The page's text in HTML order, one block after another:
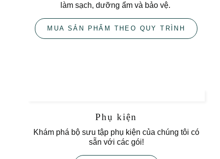
làm sạch, dưỡng ẩm và bảo vệ.
MUA SẢN PHẨM THEO QUY TRÌNH
Phụ kiện
Khám phá bộ sưu tập phụ kiện của chúng tôi có
sẵn với các gói!